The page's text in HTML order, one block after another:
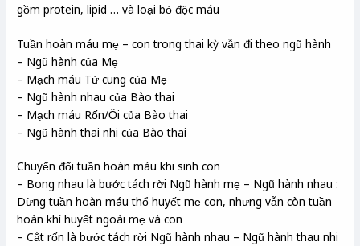
gồm protein, lipid … và loại bỏ độc máu
Tuần hoàn máu mẹ – con trong thai kỳ vẫn đi theo ngũ hành
– Ngũ hành của Mẹ
– Mạch máu Tử cung của Mẹ
– Ngũ hành nhau của Bào thai
– Mạch máu Rốn/Ối của Bào thai
– Ngũ hành thai nhi của Bào thai
Chuyển đổi tuần hoàn máu khi sinh con
– Bong nhau là bước tách rời Ngũ hành mẹ – Ngũ hành nhau :
Dừng tuần hoàn máu thổ huyết mẹ con, nhưng vẫn còn tuần
hoàn khí huyết ngoài mẹ và con
– Cắt rốn là bước tách rời Ngũ hành nhau – Ngũ hành thau nhi